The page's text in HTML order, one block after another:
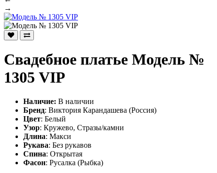
→
Свадебное платье Модель №
1305 VIP
Наличие: В наличии
Бренд: Виктория Карандашева (Россия)
Цвет: Белый
Узор: Кружево, Стразы/камни
Длина: Макси
Рукава: Без рукавов
Спина: Открытая
Фасон: Русалка (Рыбка)